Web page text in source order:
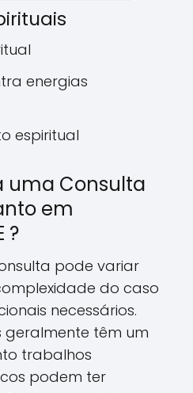
energias
espiritual
uma Consulta
em
?
pode variar
do caso
necessários.
geralmente têm um
trabalhos
podem ter